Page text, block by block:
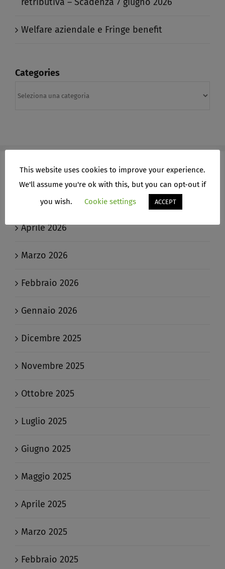
retributiva – Scadenza 7 giugno 2026​
Welfare aziendale e Fringe benefit​
Categories
ARCHIVI
Aprile 2026
Marzo 2026
Febbraio 2026
Gennaio 2026
Dicembre 2025
Novembre 2025
Ottobre 2025
Luglio 2025
Giugno 2025
Maggio 2025
Aprile 2025
Marzo 2025
Febbraio 2025
This website uses cookies to improve your experience.
We'll assume you're ok with this, but you can opt-out if
you wish.
Cookie settings ACCEPT